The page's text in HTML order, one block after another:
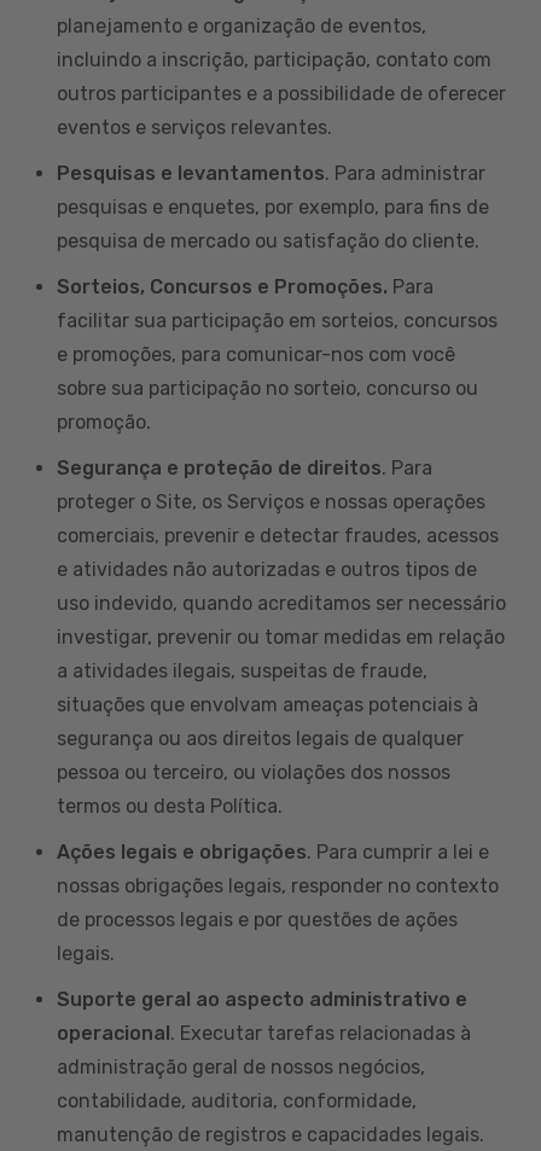
planejamento e organização de eventos,
incluindo a inscrição, participação, contato com
outros participantes e a possibilidade de oferecer
eventos e serviços relevantes.
Pesquisas e levantamentos. Para administrar
pesquisas e enquetes, por exemplo, para fins de
pesquisa de mercado ou satisfação do cliente.
Sorteios, Concursos e Promoções. Para
facilitar sua participação em sorteios, concursos
e promoções, para comunicar-nos com você
sobre sua participação no sorteio, concurso ou
promoção.
Segurança e proteção de direitos. Para
proteger o Site, os Serviços e nossas operações
comerciais, prevenir e detectar fraudes, acessos
e atividades não autorizadas e outros tipos de
uso indevido, quando acreditamos ser necessário
investigar, prevenir ou tomar medidas em relação
a atividades ilegais, suspeitas de fraude,
situações que envolvam ameaças potenciais à
segurança ou aos direitos legais de qualquer
pessoa ou terceiro, ou violações dos nossos
termos ou desta Política.
Ações legais e obrigações. Para cumprir a lei e
nossas obrigações legais, responder no contexto
de processos legais e por questões de ações
legais.
Suporte geral ao aspecto administrativo e
operacional. Executar tarefas relacionadas à
administração geral de nossos negócios,
contabilidade, auditoria, conformidade,
manutenção de registros e capacidades legais.